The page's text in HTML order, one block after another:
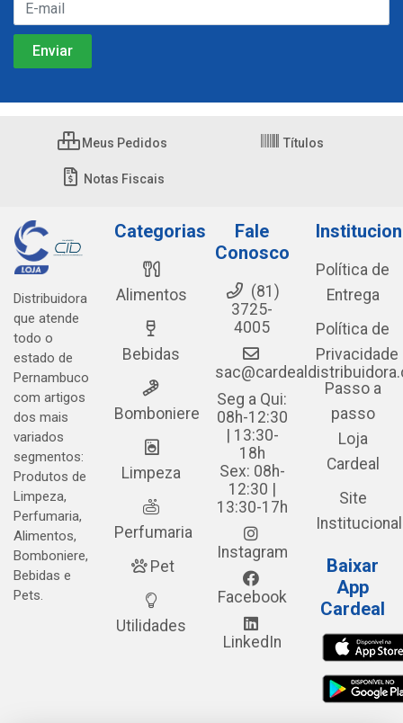
Meus Pedidos Títulos
Notas Fiscais
Distribuidora
que atende
todo o
estado de
Pernambuco
com artigos
dos mais
variados
segmentos:
Produtos de
Limpeza,
Perfumaria,
Alimentos,
Bomboniere,
Bebidas e
Pets.
Categorias
Alimentos
Bebidas
Bomboniere
Limpeza
Perfumaria
Pet
Utilidades
Fale
Conosco
(81)
3725-
4005
Seg a Qui:
08h-12:30
| 13:30-
18h
Sex: 08h-
12:30 |
13:30-17h
Instagram
Facebook
LinkedIn
Política de
Entrega
Política de
Privacidade
Passo a
passo
Loja
Cardeal
Site
Institucional
Baixar
App
Cardeal